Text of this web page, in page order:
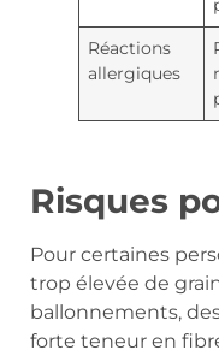
Réactions
allergiques
Risques
Pour certaines
trop élevée de
ballonnements,
forte teneur en